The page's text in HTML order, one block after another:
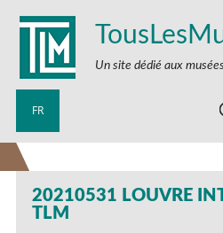
Un site dédié aux
FR
20210531 LOUVRE
TLM